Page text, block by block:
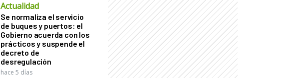
Actualidad
Se normaliza el servicio
de buques y puertos: el
Gobierno acuerda con los
prácticos y suspende el
decreto de
desregulación
hace 5 días